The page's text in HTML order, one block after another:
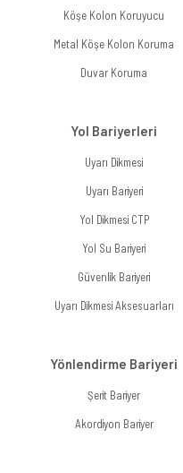
Köşe Kolon Koruyucu
Metal Köşe Kolon Koruma
Duvar Koruma
Yol Bariyerleri
Uyarı Dikmesi
Uyarı Bariyeri
Yol Dikmesi CTP
Yol Su Bariyeri
Güvenlik Bariyeri
Uyarı Dikmesi Aksesuarları
Yönlendirme Bariyeri
Şerit Bariyer
Akordiyon Bariyer